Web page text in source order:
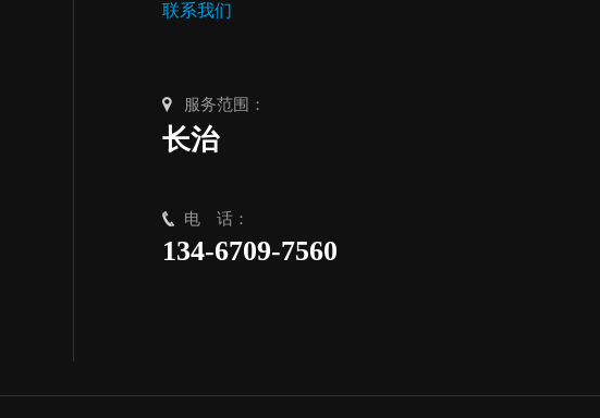
联系我们
服务范围：
长治
电 话：
134-6709-7560